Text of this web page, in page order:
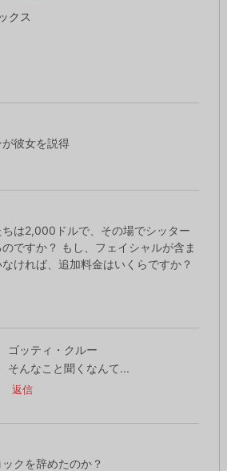
クス
が彼女を説得
は2,000ドルで、その場でシッター
ですか？ もし、フェイシャルが含ま
ければ、追加料金はいくらですか？
ゴッティ・クルー
そんなこと聞くなんて...
返信
クを辞めたのか？